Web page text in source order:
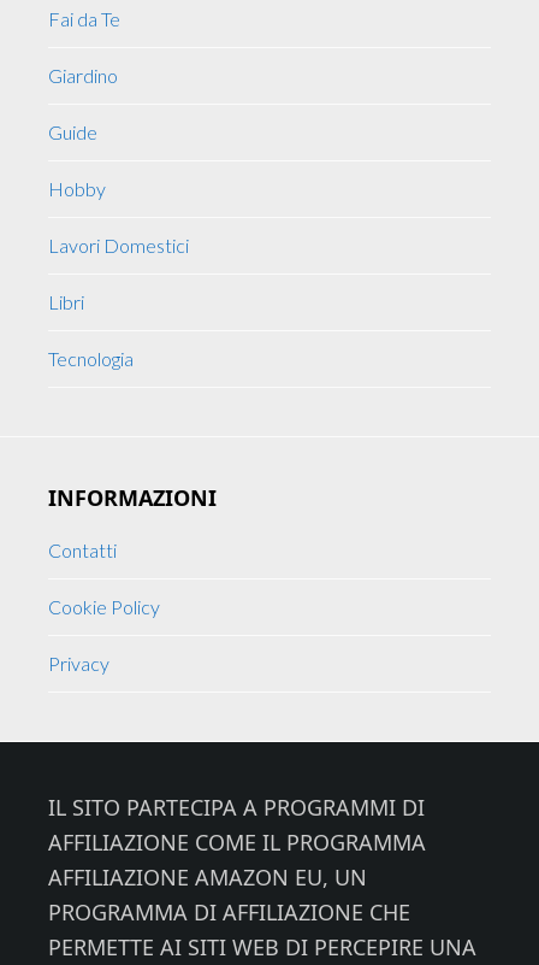
Fai da Te
Giardino
Guide
Hobby
Lavori Domestici
Libri
Tecnologia
INFORMAZIONI
Contatti
Cookie Policy
Privacy
IL SITO PARTECIPA A PROGRAMMI DI
AFFILIAZIONE COME IL PROGRAMMA
AFFILIAZIONE AMAZON EU, UN
PROGRAMMA DI AFFILIAZIONE CHE
PERMETTE AI SITI WEB DI PERCEPIRE UNA